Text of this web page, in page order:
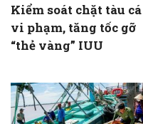
Kiểm soát chặt tàu cá
vi phạm, tăng tốc gỡ
“thẻ vàng” IUU